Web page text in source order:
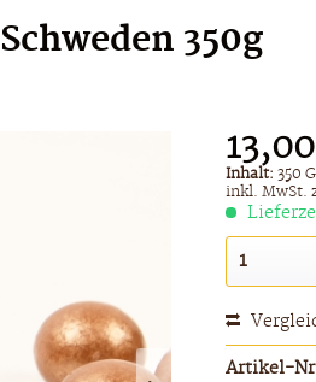
350g
Inhalt:350
inkl. MwSt.
Artikel-